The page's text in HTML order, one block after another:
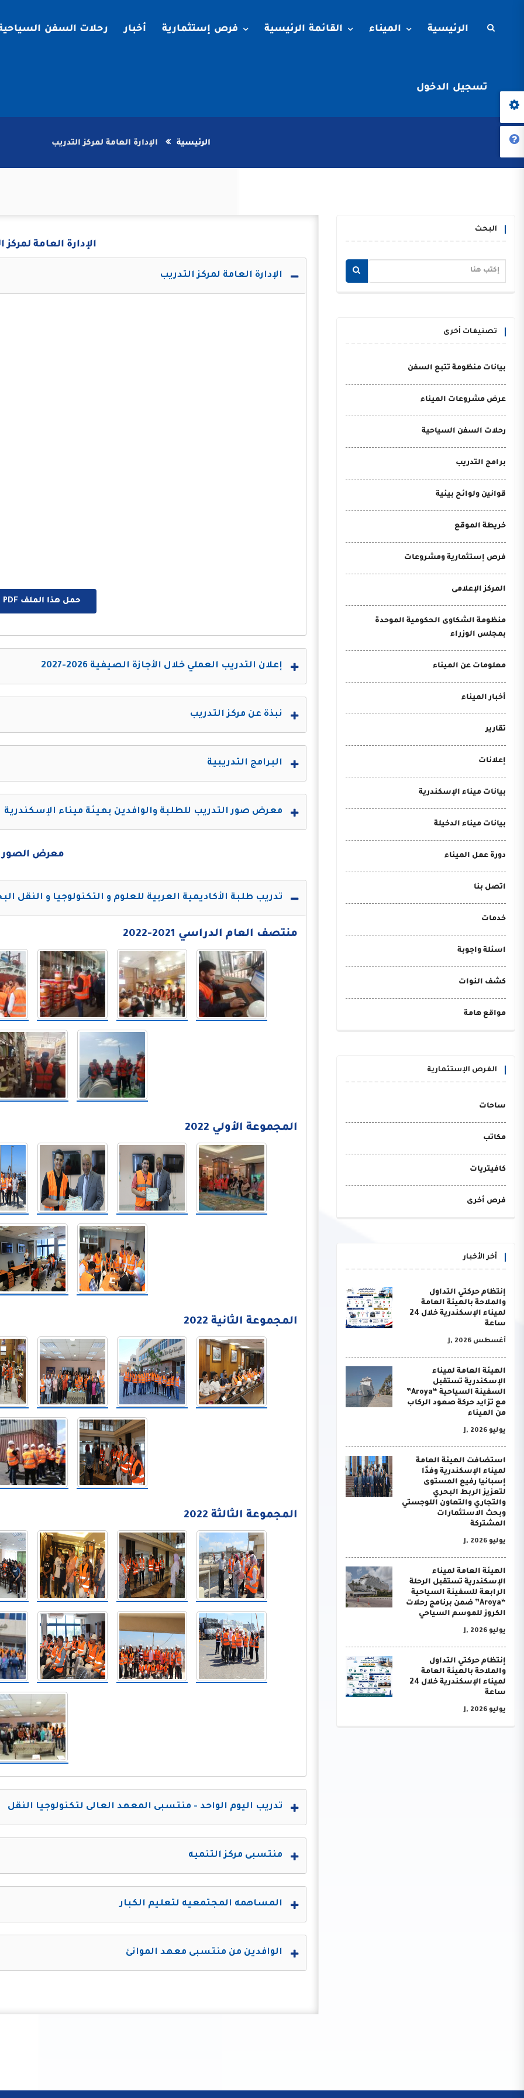
الرئيسية الميناء القائمة الرئيسية فرص إستثمارية أخبار رحلات السفن
تسجيل الدخول
الرئيسية الإدارة العامة لمركز التدريب
البحث
تصنيفات أخرى
بيانات منظومة تتبع السفن
عرض مشروعات الميناء
رحلات السفن السياحية
برامج التدريب
قوانين ولوائح بيئية
خريطة الموقع
فرص إستثمارية ومشروعات
المركز الإعلامى
منظومة الشكاوى الحكومية الموحدة
بمجلس الوزراء
معلومات عن الميناء
أخبار الميناء
تقارير
إعلانات
بيانات ميناء الإسكندرية
بيانات ميناء الدخيلة
دورة عمل الميناء
اتصل بنا
خدمات
اسئلة واجوبة
كشف النوات
مواقع هامة
الفرص الإستثمارية
ساحات
مكاتب
كافيتريات
فرص أخرى
أخر الأخبار
إنتظام حركتي التداول
والملاحة بالهيئة العامة
لميناء الإسكندرية خلال 24
ساعة
أغسطس J, 2026
الهيئة العامة لميناء
الإسكندرية تستقبل
السفينة السياحية “Aroya”
مع تزايد حركة صعود الركاب
من الميناء
يوليو J, 2026
استضافت الهيئة العامة
لميناء الإسكندرية وفدًا
إسبانيا رفيع المستوى
لتعزيز الربط البحري
والتجاري والتعاون اللوجستي
وبحث الاستثمارات
المشتركة
يوليو J, 2026
الهيئة العامة لميناء
الإسكندرية تستقبل الرحلة
الرابعة للسفينة السياحية
“Aroya” ضمن برنامج رحلات
الكروز للموسم السياحي
يوليو J, 2026
إنتظام حركتي التداول
والملاحة بالهيئة العامة
لميناء الإسكندرية خلال 24
ساعة
يوليو J, 2026
الإدارة العامة لمركز
الإدارة العامة لمركز التدريب
حمل هذا الملف PDF الان
إعلان التدريب العملي خلال الأجازة الصيفية 2026-2027
نبذة عن مركز التدريب
البرامج التدريبية
معرض صور التدريب للطلبة والوافدين بهيئة ميناء الإسكندرية
معرض الصور
تدريب طلبة الأكاديمية العربية للعلوم و التكنولوجيا و النقل
منتصف العام الدراسي 2021-2022
المجموعة الأولي 2022
المجموعة الثانية 2022
المجموعة الثالثة 2022
تدريب اليوم الواحد - منتسبى المعهد العالى لتكنولوجيا النقل
منتسبى مركز التنميه
المساهمه المجتمعيه لتعليم الكبار
الوافدين من منتسبى معهد الموانئ